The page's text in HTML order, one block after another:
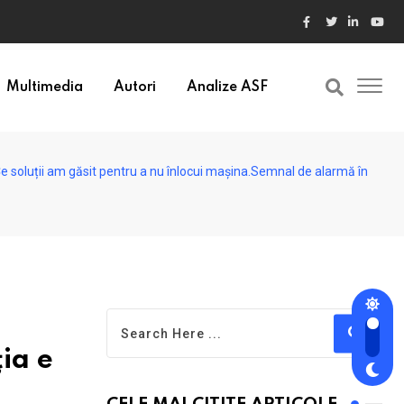
din Bulgaria au valori cu 30% mai mari
Multimedia Autori Analize ASF
soluții am găsit pentru a nu înlocui mașina.Semnal de alarmă în
e